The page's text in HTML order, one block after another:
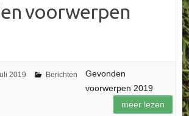
voorwerpen
2019 Berichten
Gevonden
voorwerpen 2019
meer lezen